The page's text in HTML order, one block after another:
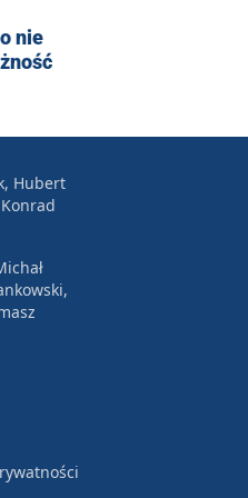
nie
Hubert